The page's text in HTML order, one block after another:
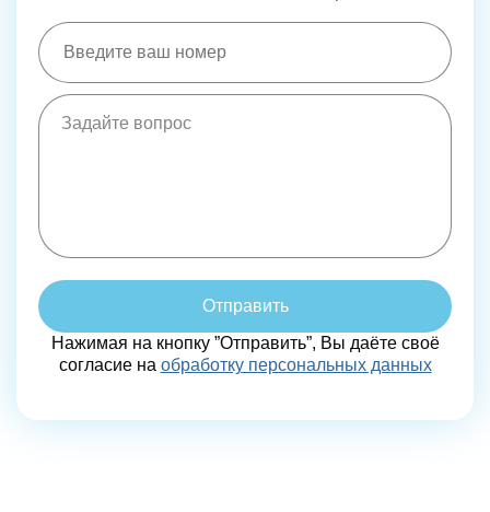
Отправить
Нажимая на кнопку ”Отправить”, Вы даёте своё
согласие на обработку персональных данных